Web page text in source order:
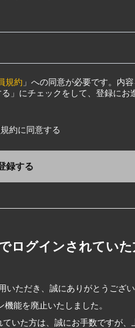
規約 」への同意が必要です。内
」にチェックをして、登録にお
約に同意する
録する
ログインされていた
ただき、誠にありがとうござい
能を廃止いたしました。
いた方は、誠にお手数ですが、